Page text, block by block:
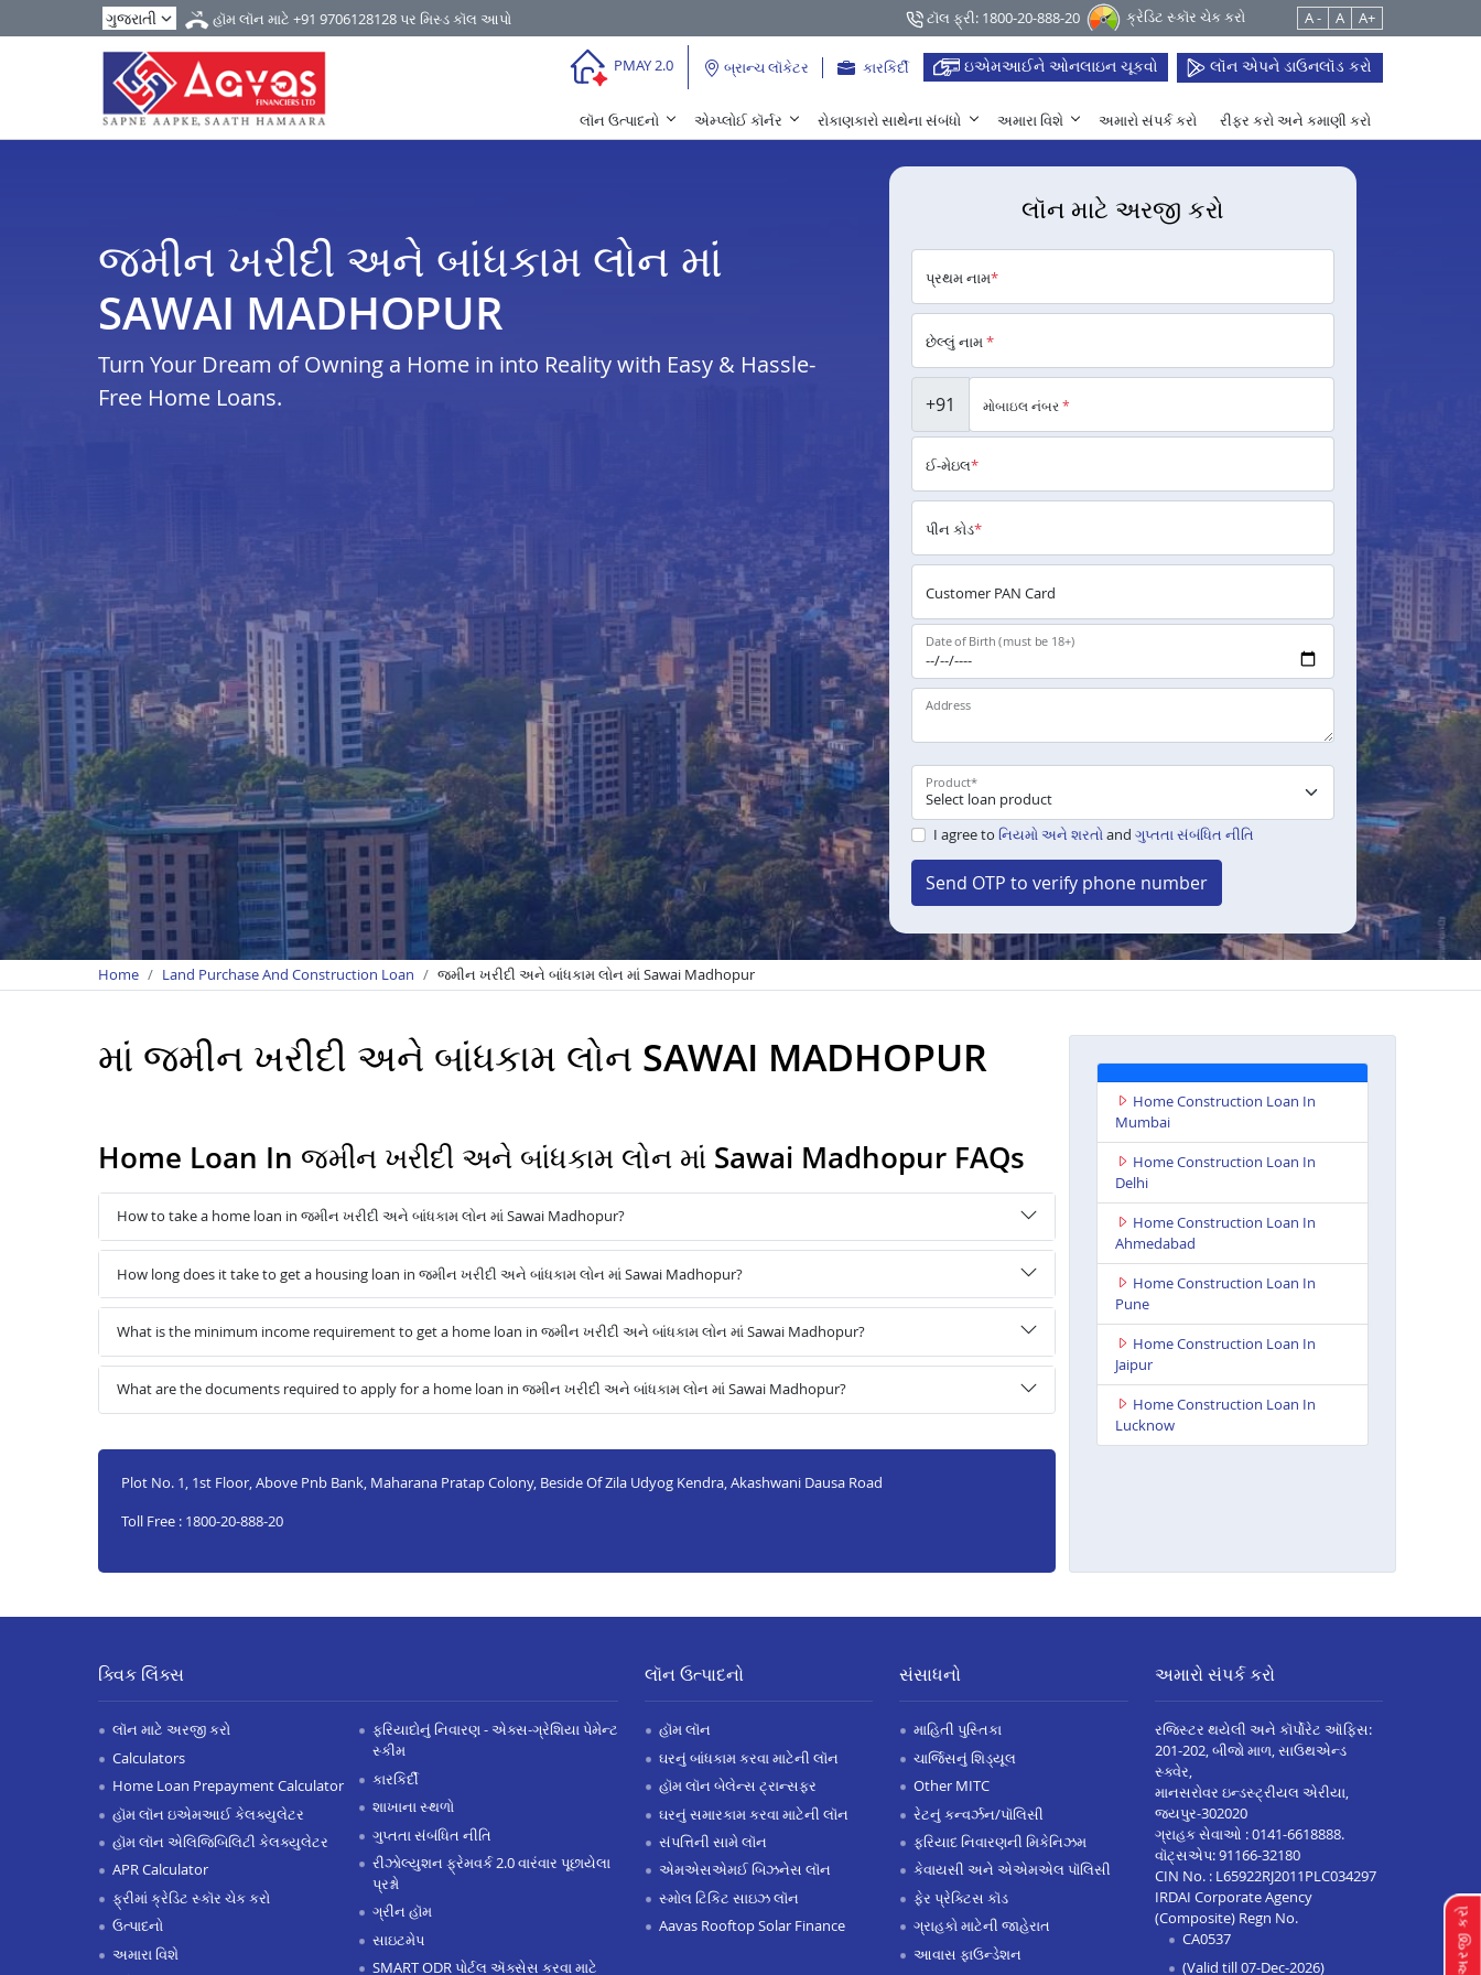
હૉમ લૉન માટે +91 9706128128પર મિસ્ડ કૉલ આપો ટૉલ ફ્રી: 1800-20-888-20 ક્રેડિટ સ્કૉર ચેક કરો A - A A+
PMAY 2.0 બ્રાન્ચ લૉકેટર કારકિર્દી ઇએમઆઈને ઓનલાઇન ચૂકવો લૉન એપને ડાઉનલૉડ કરો
લૉન ઉત્પાદનો એમ્પ્લોઈ કૉર્નર રોકાણકારો સાથેના સંબંધો અમારા વિશે અમારો સંપર્ક કરો રીફર કરો અને કમાણી કરો
જમીન ખરીદી અને બાંધકામ લોન માં
SAWAI MADHOPUR
Turn Your Dream of Owning a Home in into Reality with Easy & Hassle-
Free Home Loans.
લૉન માટે અરજી કરો
પ્રથમ નામ*
છેલ્લું નામ*
+91 મોબાઇલ નંબર*
ઈ-મેઇલ*
પીન કોડ*
Customer PAN Card
Date of Birth (must be 18+)
Address
Product*
I agree to નિયમો અને શરતો and ગુપ્તતા સંબંધિત નીતિ
Send OTP to verify phone number
Home Land Purchase And Construction Loan જમીન ખરીદી અને બાંધકામ લોન માં Sawai Madhopur
માં જમીન ખરીદી અને બાંધકામ લોન SAWAI MADHOPUR
Home Loan In જમીન ખરીદી અને બાંધકામ લોન માં Sawai Madhopur FAQs
How to take a home loan in જમીન ખરીદી અને બાંધકામ લોન માં Sawai Madhopur?
How long does it take to get a housing loan in જમીન ખરીદી અને બાંધકામ લોન માં Sawai Madhopur?
What is the minimum income requirement to get a home loan in જમીન ખરીદી અને બાંધકામ લોન માં Sawai Madhopur?
What are the documents required to apply for a home loan in જમીન ખરીદી અને બાંધકામ લોન માં Sawai Madhopur?
Plot No. 1, 1st Floor, Above Pnb Bank, Maharana Pratap Colony, Beside Of Zila Udyog Kendra, Akashwani Dausa Road
Toll Free : 1800-20-888-20
Home Construction Loan In
Mumbai
Home Construction Loan In
Delhi
Home Construction Loan In
Ahmedabad
Home Construction Loan In
Pune
Home Construction Loan In
Jaipur
Home Construction Loan In
Lucknow
ક્વિક લિંક્સ
લૉન માટે અરજી કરો
Calculators
Home Loan Prepayment Calculator
હૉમ લૉન ઇએમઆઈ કેલક્યુલેટર
હૉમ લૉન એલિજિબિલિટી કેલક્યુલેટર
APR Calculator
ફ્રીમાં ક્રેડિટ સ્કૉર ચેક કરો
ઉત્પાદનો
અમારા વિશે
ફરિયાદોનું નિવારણ - એક્સ-ગ્રેશિયા પેમેન્ટ
સ્કીમ
કારકિર્દી
શાખાના સ્થળો
ગુપ્તતા સંબંધિત નીતિ
રીઝોલ્યુશન ફ્રેમવર્ક 2.0 વારંવાર પૂછાયેલા
પ્રશ્નો
ગ્રીન હૉમ
સાઇટમેપ
SMART ODR પોર્ટલ ઍક્સેસ કરવા માટે
લૉન ઉત્પાદનો
હૉમ લૉન
ઘરનું બાંધકામ કરવા માટેની લૉન
હૉમ લૉન બેલેન્સ ટ્રાન્સફર
ઘરનું સમારકામ કરવા માટેની લૉન
સંપત્તિની સામે લૉન
એમએસએમઈ બિઝનેસ લૉન
સ્મોલ ટિકિટ સાઇઝ લૉન
Aavas Rooftop Solar Finance
સંસાધનો
માહિતી પુસ્તિકા
ચાર્જિસનું શિડ્યૂલ
Other MITC
રેટનું કન્વર્ઝન/પૉલિસી
ફરિયાદ નિવારણની મિકેનિઝમ
કેવાયસી અને એએમએલ પૉલિસી
ફેર પ્રેક્ટિસ કૉડ
ગ્રાહકો માટેની જાહેરાત
આવાસ ફાઉન્ડેશન
અમારો સંપર્ક કરો
રજિસ્ટર થયેલી અને કૉર્પોરેટ ઑફિસ:
201-202, બીજો માળ, સાઉથએન્ડ
સ્ક્વેર,
માનસરોવર ઇન્ડસ્ટ્રીયલ એરીયા,
જયપુર-302020
ગ્રાહક સેવાઓ :0141-6618888.
વૉટ્સએપ:91166-32180
CIN No. : L65922RJ2011PLC034297
IRDAI Corporate Agency
(Composite) Regn No.
CA0537
(Valid till 07-Dec-2026)